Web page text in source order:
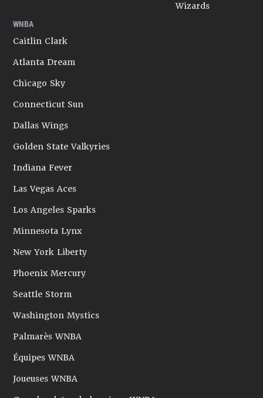
Wizards
WNBA
Caitlin Clark
Atlanta Dream
Chicago Sky
Connecticut Sun
Dallas Wings
Golden State Valkyries
Indiana Fever
Las Vegas Aces
Los Angeles Sparks
Minnesota Lynx
New York Liberty
Phoenix Mercury
Seattle Storm
Washington Mystics
Palmarès WNBA
Équipes WNBA
Joueuses WNBA